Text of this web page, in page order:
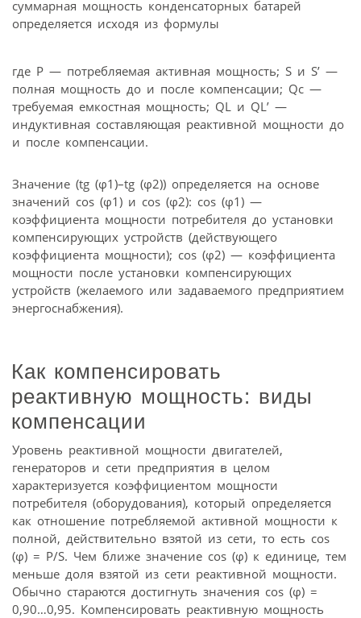
суммарная мощность конденсаторных батарей
определяется исходя из формулы
где Р — потребляемая активная мощность; S и S’ —
полная мощность до и после компенсации; Qc —
требуемая емкостная мощность; QL и QL’ —
индуктивная составляющая реактивной мощности до
и после компенсации.
Значение (tg (φ1)–tg (φ2)) определяется на основе
значений cos (φ1) и cos (φ2): cos (φ1) —
коэффициента мощности потребителя до установки
компенсирующих устройств (действующего
коэффициента мощности); cos (φ2) — коэффициента
мощности после установки компенсирующих
устройств (желаемого или задаваемого предприятием
энергоснабжения).
Как компенсировать
реактивную мощность: виды
компенсации
Уровень реактивной мощности двигателей,
генераторов и сети предприятия в целом
характеризуется коэффициентом мощности
потребителя (оборудования), который определяется
как отношение потребляемой активной мощности к
полной, действительно взятой из сети, то есть cos
(φ) = P/S. Чем ближе значение cos (φ) к единице, тем
меньше доля взятой из сети реактивной мощности.
Обычно стараются достигнуть значения cos (φ) =
0,90…0,95. Компенсировать реактивную мощность